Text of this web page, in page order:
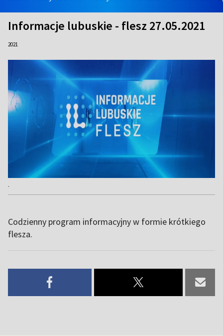
Informacje lubuskie - flesz 27.05.2021
2021
.
Codzienny program informacyjny w formie krótkiego
flesza.